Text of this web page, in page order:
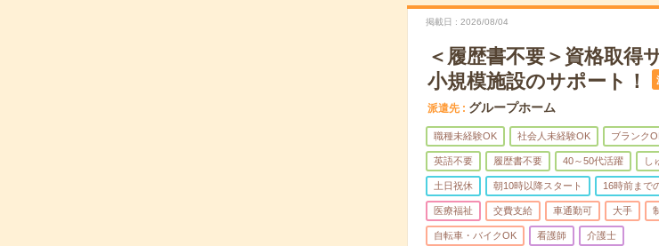
掲載日 2026/08/04
＜履歴書不要＞資格取得
小規模施設のサポート！
派遣先 グループホーム
職種未経験OK 社会人未経験OK ブランク
英語不要 履歴書不要 40～50代活躍 し
土日祝休 朝10時以降スタート 16時前まで
医療福祉 交費支給 車通勤可 大手
自転車・バイクOK 看護師 介護士